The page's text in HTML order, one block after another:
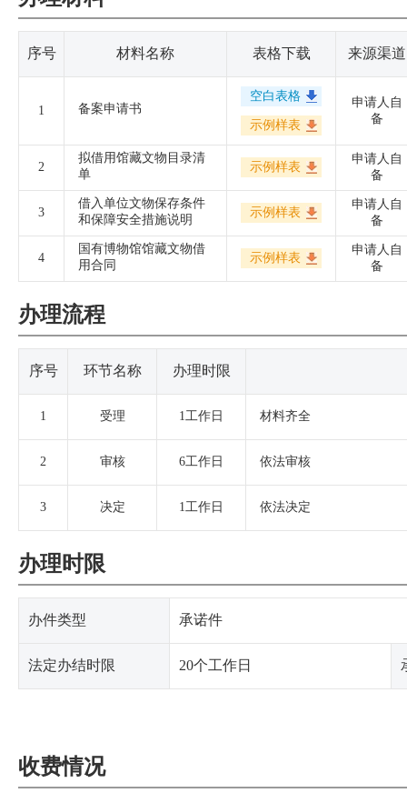
序号 材料名称 表格下载 来源渠道
1 备案申请书
空白表格
示例样表
申请人自
备
2
拟借用馆藏文物目录清
单
示例样表
申请人自
备
3
借入单位文物保存条件
和保障安全措施说明
示例样表
申请人自
备
4
国有博物馆馆藏文物借
用合同
示例样表
申请人自
备
办理流程
序号 环节名称 办理时限
1 受理 1工作日 材料齐全
2 审核 6工作日 依法审核
3 决定 1工作日 依法决定
办理时限
办件类型 承诺件
法定办结时限 20个工作日
收费情况